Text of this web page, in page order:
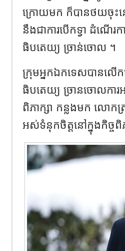
ក្រោយមក ក៏បានថយចុះ​ន
នឹងជាការបើកទ្វា ដំណើរ
ធិបតេយ្យ ច្រាន់ចោល ។
ក្រុមអ្នកឯកទេសបានល
ធិបតេយ្យ ច្រានចោលកា
ពិភាក្សា កន្លងមក លោកត្
អស់ទំនុកចិត្តនៅក្នុងកិច្ចពិ